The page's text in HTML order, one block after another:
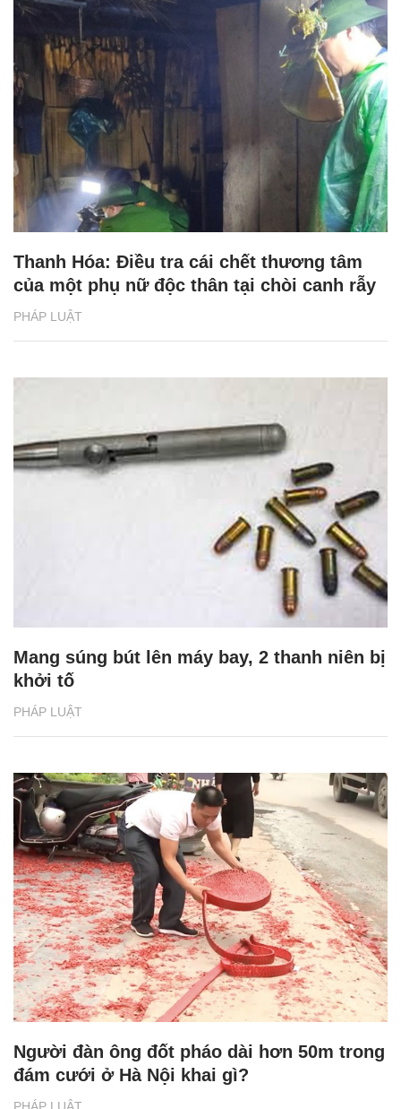
PHÁP LUẬT
Thanh Hóa: Điều tra cái chết thương tâm
của một phụ nữ độc thân tại chòi canh rẫy
PHÁP LUẬT
Mang súng bút lên máy bay, 2 thanh niên bị
khởi tố
Người đàn ông đốt pháo dài hơn 50m trong
đám cưới ở Hà Nội khai gì?